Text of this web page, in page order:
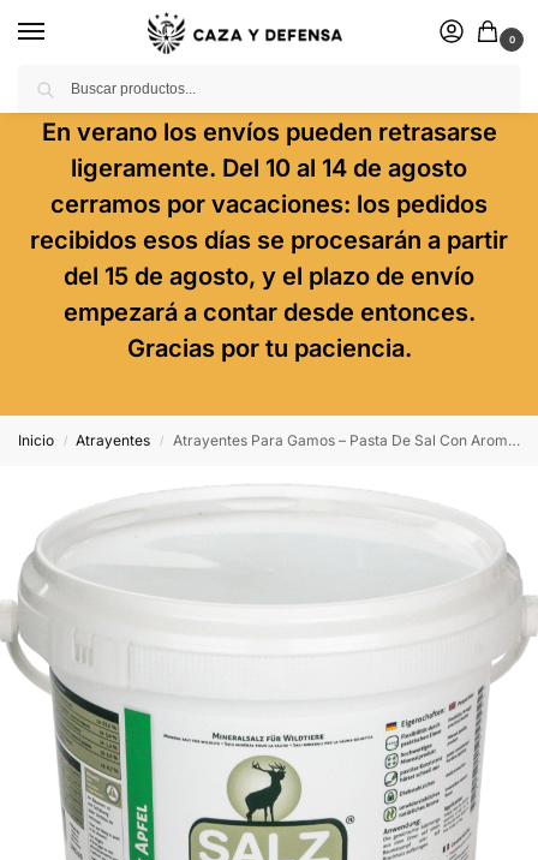
0
En verano los envíos pueden retrasarse
ligeramente. Del 10 al 14 de agosto
cerramos por vacaciones: los pedidos
recibidos esos días se procesarán a partir
del 15 de agosto, y el plazo de envío
empezará a contar desde entonces.
Gracias por tu paciencia.
Inicio / Atrayentes / Atrayentes Para Gamos – Pasta De Sal Con Aroma De Manzana